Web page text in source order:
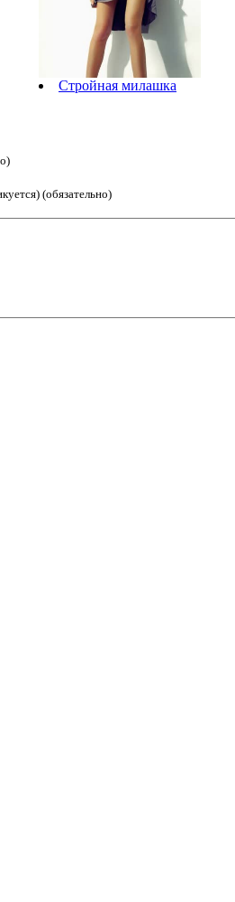
Стройная милашка
(обязательно)